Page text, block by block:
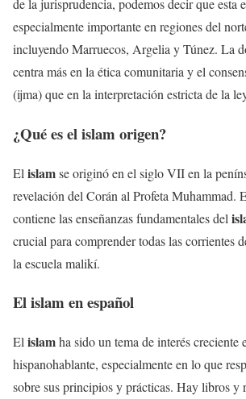
de la jurisprudencia, podemos decir que esta
especialmente importante en regiones del
incluyendo Marruecos, Argelia y Túnez. La
centra más en la ética comunitaria y el
(ijma) que en la interpretación estricta de la
¿Qué es elislam origen?
El islamse originó en el siglo VII en la
revelación del Corán al Profeta Muhammad.
contiene las enseñanzas fundamentales del
crucial para comprender todas las corrientes
la escuela malikí.
Elislam en español
El islamha sido un tema de interés creciente
hispanohablante, especialmente en lo que
sobre sus principios y prácticas. Hay libros y